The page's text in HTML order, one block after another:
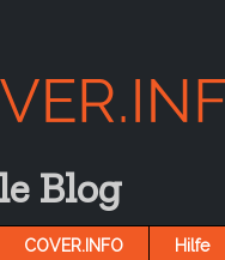
Blog
COVER.INFO Hilfe